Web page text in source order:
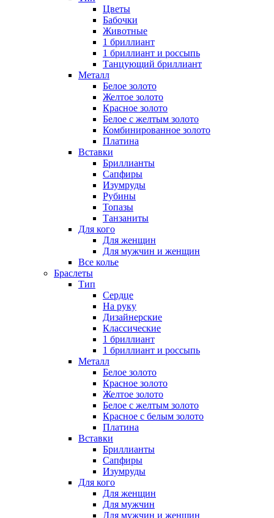
Цветы
Бабочки
Животные
1 бриллиант
1 бриллиант и россыпь
Танцующий бриллиант
Металл
Белое золото
Желтое золото
Красное золото
Белое с желтым золото
Комбинированное золото
Платина
Вставки
Бриллианты
Сапфиры
Изумруды
Рубины
Топазы
Танзаниты
Для кого
Для женщин
Для мужчин и женщин
Все колье
Браслеты
Тип
Сердце
На руку
Дизайнерские
Классические
1 бриллиант
1 бриллиант и россыпь
Металл
Белое золото
Красное золото
Желтое золото
Белое с желтым золото
Красное с белым золото
Платина
Вставки
Бриллианты
Сапфиры
Изумруды
Для кого
Для женщин
Для мужчин
Для мужчин и женщин